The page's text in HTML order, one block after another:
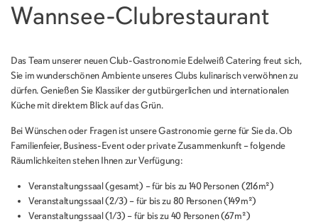
Wannsee-Clubrestaurant
Das Team unserer neuen Club-Gastronomie Edelweiß Catering freut sich,
Sie im wunderschönen Ambiente unseres Clubs kulinarisch verwöhnen zu
dürfen. Genießen Sie Klassiker der gutbürgerlichen und internationalen
Küche mit direktem Blick auf das Grün.
Bei Wünschen oder Fragen ist unsere Gastronomie gerne für Sie da. Ob
Familienfeier, Business-Event oder private Zusammenkunft – folgende
Räumlichkeiten stehen Ihnen zur Verfügung:
Veranstaltungssaal (gesamt) – für bis zu 140 Personen (216m²)
Veranstaltungssaal (2/3) – für bis zu 80 Personen (149m²)
Veranstaltungssaal (1/3) – für bis zu 40 Personen (67m²)